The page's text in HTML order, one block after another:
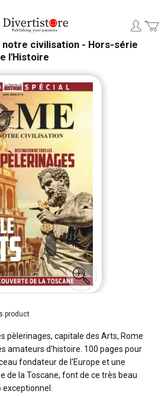
notre civilisation - Hors-série
l'Histoire
product
pèlerinages, capitale des Arts, Rome
amateurs d'histoire. 100 pages pour
fondateur de l'Europe et une
de la Toscane, font de ce très beau